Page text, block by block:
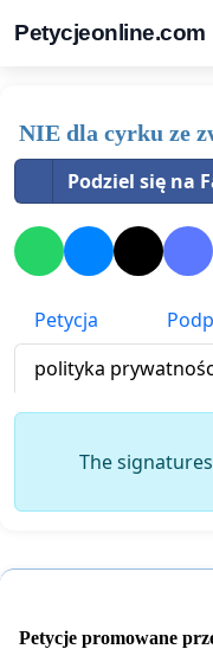
Petycjeonline.com
NIE dla cyrku ze
Podziel się na
Petycja
polityka
The
Petycje promowane